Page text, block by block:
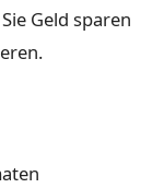
Geld sparen